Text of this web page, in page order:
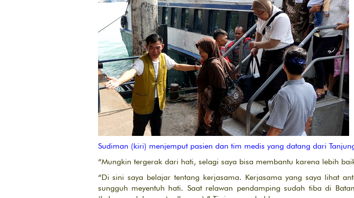
Sudiman (kiri) menjemput pasien dan tim medis yang datang dari
“Mungkin tergerak dari hati, selagi saya bisa membantu karena lebih
“Di sini saya belajar tentang kerjasama. Kerjasama yang saya lihat
sungguh meyentuh hati. Saat relawan pendamping sudah tiba di